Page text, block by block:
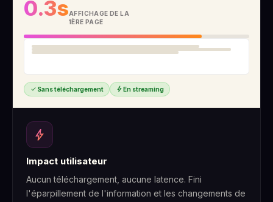
0.3sAFFICHAGE DE LA
1ÈRE PAGE
check Sans téléchargement boltEn streaming
bolt
Impact utilisateur
Aucun téléchargement, aucune latence. Fini
l'éparpillement de l'information et les changements de